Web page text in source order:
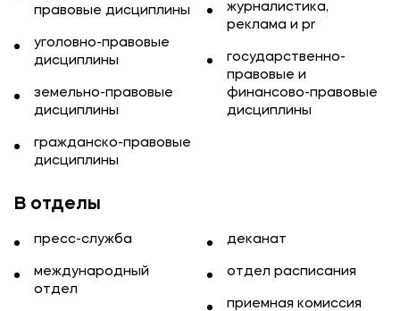
Подобрать программу
правовые дисциплины
уголовно-правовые
дисциплины
земельно-правовые
дисциплины
гражданско-правовые
дисциплины
журналистика,
реклама и pr
государственно-
правовые и
финансово-правовые
дисциплины
В отделы
пресс-служба
международный
отдел
деканат
отдел расписания
приемная комиссия